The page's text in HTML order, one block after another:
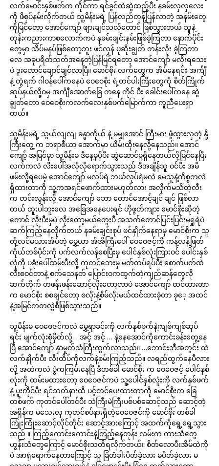
လက်မောင်းနှစ်ဖက်က ကိုင်ကာ ရင်ခွင်ထဲဆွဲထည့်ပီး နခမ်းလှလှလေး
ကို ဖိစုပ်နမ်းလိုက်တယ် သူ့မိန်းမရဲ့ ပြန်လည်တုန့်ပြန်လာတဲ့ အနမ်းတွေ
ကိုမြင်တော့ အောင်ကျော် ဖျားချင်သလိုတောင် ဖြစ်သွားတယ် သူနဲ့
တုန်းကညားကာစလောက်ကပဲ နခမ်းချင်းနမ်းဖြစ်ခဲ့ကြတာ နောက်ပိုင်း
တွေမှာ သိပ်မနပ်ဖြစ်တော့ဘူး ဖင်လှန် ပုဆိုးချွတ် တန်းလိုး ခဲ့ကြတာ
လေ အခုပရိတ်သတ်အနေတဲ့ပြန်မြင်ရတော့ အောင်ကျော် မလိုးရသေး
ပဲ ဒူးတောင်ချောင်ချင်လာပြီ။ မောင်စိုး လက်တွေက အိမ်နေရင်း အင်္ကျီ
နဲ့ တွဲရက် ဂါဝန်ပေါ်ကနေပဲ ဝေဝေစိုး ရဲ့တင်ပါးကြီးတွေကို စိတ်ကြိုက်
ဆုပ်နယ်လို့ဝမှ အင်္ကျီအောက်ခြေ ကနေ ကိုင် ပီး ခေါင်းပေါ်ကနေ ဆွဲ
ချွတ်တော ဝေဝေစိုးကလက်လေးနှစ်ဖက်မြောက်ကာ ကူညီပေးရှာ
တယ်။
သူ့မိန်းမရဲ့ သွယ်လျလျ ခန္ဓာကိုယ် နဲ့ မမျှအောင် ကြီးမား ဖွံထွားလှတဲ့ နို့
ကြီးတွေ့ က ဘရာစီယာ အောက်မှာ ယိမ်းထိုးနေလို့နေသည်။ အောင်
ကျော့် အမြင်မှာ သူ့မိန်းမ ဒီနေ့မှပိုပီး ဆွဲဆောင်မှု့ရှိနေတယ်လို့မြင်နေပြီး
လက်ကလဲ လီးပေါ်အလိုလိုရောက်သွားသည် ဒီအချိန်သူ ဝင်ပီး အမိ
ဖမ်းလို့ရပေမဲ့ အောင်ကျော် မလုပ်ရဲ ဘယ်လုပ်ရဲမလဲ မေသူနဲ့ကိစ္စကလဲ
ရှိထားတာကို သူ့ကအရင်ဖောက်ထားမဟုတ်လား အလိုက်မသိတဲ့လီး
က တင်းလွန်းလို့ အောင်ကျော် ဘော တောင်အောင့်ချင် ချင် ဖြစ်လာ
တယ် ထူးပါဘူးလေ အခြေအနေပေးရင် ဟိုဖွတ်ကျား မောင်စိုးဆိုတဲ့
ကောင် လိုးပီးမှပဲ လိုးတော့မယ်တွေးပီ အသက်တောင်ပြင်းပြင်းမရှုရဲပဲ
ဆက်ကြည့်နေလိုက်တယ် နခမ်းချင်းစုပ် ဖင်နှိုက်နေရာမှ မောင်စိုးက သူ
တို့လင်မယားအိပ်တဲ့ မွှေ့ယာ အိအိကြီးပေါ် ဝေဝေဇင့်ကို ကန့်လန့်ဖြတ်
ကိုယ်တစ်ပိုင်းကို ပက်လက်လန်စေပြီးမှ ပေါင်နှစ်လုံးကြားဝင် ပေါင်းနှစ်
လုံကို ပခုံးပေါ်ထမ်းပီးလို့ ကုတင်ဘေးမှ မတ်တပ်ရပ်ပီး စောက်ပတ်ထဲ
လီးစဝင်တာနဲ့ စက်သေနတ် ပြောင်းဝကထွက်တဲ့ကျည်ဆန်တွေလို
ဆက်တိုက် တဖန်းဖန်းဆောင့်လိုးတော့တာပဲ အောင်ကျော် ထင်ထားတာ
က မောင်စိုး စစချင်တော့ စလိုးနဲ့စိမ်လိုးမယ်ထင်ထားခဲ့တာ ခုေ့ အထင်
နဲ့အမြင်ကတလွှဲစီဖြစ်သွားသည်။
သူ့မိန်းမ ဝေဝေဇင်ကလဲ မွှေ့ရာခင်းကို လက်နှစ်ဖက်နဲ့ကျစ်ကျစ်ဆုပ်
ရင်း မျက်လုံးစုံမှိတ်လို့… အင့် အင့် … နဲ့နေအောင်ကိုကောင်းခန်းတွေ့နေ
ပြီ အောင်ကျော် နှာမှုတ်သံကြီးထွက်လာသည်။ …ဘောင်းဘီအတွင်း ထဲ
လက်နှိုက်ပီး လီးထိပ်ကိုလက်နဲ့စမ်းကြည့်သည်။ လရည်ထွက်နေပီလား
လို့ အထဲကလဲ ပွဲကကြမ်းနေပြီ ဒီတစ်ခါ မောင်စိုး က ဝေဝေဇင့် ပေါင်နှစ်
လုံးကို ထမ်းမထားတော့ ဝေဝေဇင်ကပဲ သူ့ပေါင်နှစ်လူံးကို လက်နှစ်ဖက်
နဲ့ ပူးကိုင်ပီး ရင်ဘတ်နားထိ ပင့်တင်ပေးထားတာကို မောင်စိုးက ခြေ
တစ်ဖက် ကုတင်ပေါ်တင်ပီး သဲကြီးမဲကြီးပစ်ပစ်ဆောင့်သည် ဆောင့်တဲ့
အရှိန်က မသေးလှ ကုတင်စပ်နားရှိတဲ့ဝေဝေဇင်ကို မောင်စိုး တစ်ခါ
ကြုံးကြုံးဆောင့်လိုင်တိုင်း ဆောင့်အားကြောင့် အထက်ကိုရွေ့ရွေ့သွား
သည် ။ ကြည့်ကောင်းကောင်းနဲ့ကြည့်နေတုန်း လမ်းက ကားသံတွေ
ဟွန်းသံတွေကြောင့် မောင်စိုးသတိရလိုက်တယ်။ စိတ်လောပီးအိမ်ထဲကို
ပဲ အာရုံရောက်နေတာကြောင့် သူ ခြံတံခါးပိတ်ခဲ့လား မပိတ်ခဲ့လား မ